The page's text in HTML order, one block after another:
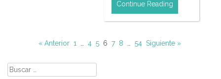
Continue Reading
« Anterior 1 4 5 6 7 8 54 Siguiente »
Buscar: